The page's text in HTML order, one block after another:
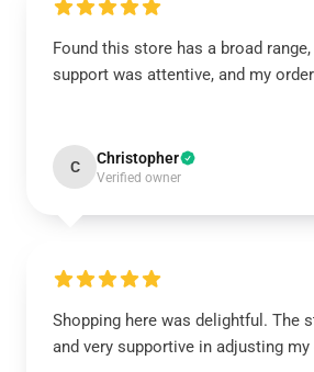
Found this store has a broad
support was attentive, and my
C Christopher
Verified owner
Shopping here was delightful. The
and very supportive in adjusting my